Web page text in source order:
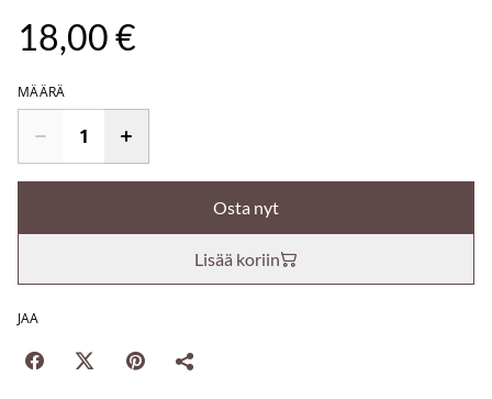
18,00 €
MÄÄRÄ
Osta nyt
Lisää koriin
JAA